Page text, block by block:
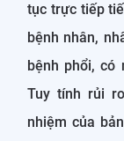
tục trực tiếp
bệnh nhân,
bệnh phổi, có
Tuy tính rủi
nhiệm của